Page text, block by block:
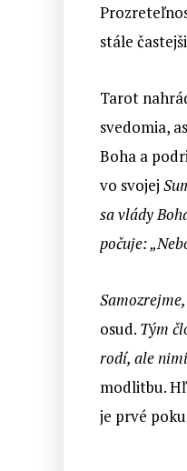
stále
Tarot
svedomia,
Boha a
vo svojej
sa vlády
počuje:
osud. Tým
rodí, ale
modlitbu.
je prvé